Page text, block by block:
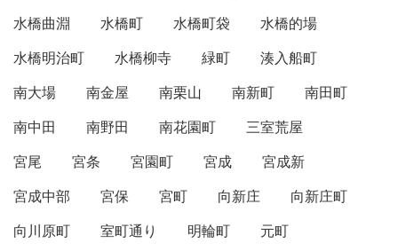
水橋曲淵
水橋町 水橋町袋
水橋的場
水橋明治町
水橋柳寺 緑町
湊入船町
南大場
南金屋 南栗山 南新町
南田町
南中田
南野田 南花園町
三室荒屋
宮尾
宮条 宮園町 宮成
宮成新
宮成中部
宮保 宮町 向新庄
向新庄町
向川原町
室町通り 明輪町 元町